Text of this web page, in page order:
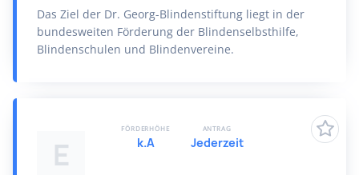
Das Ziel der Dr. Georg-Blindenstiftung liegt in der
bundesweiten Förderung der Blindenselbsthilfe,
Blindenschulen und Blindenvereine.
E
FÖRDERHÖHE
k.A
ANTRAG
Jederzeit